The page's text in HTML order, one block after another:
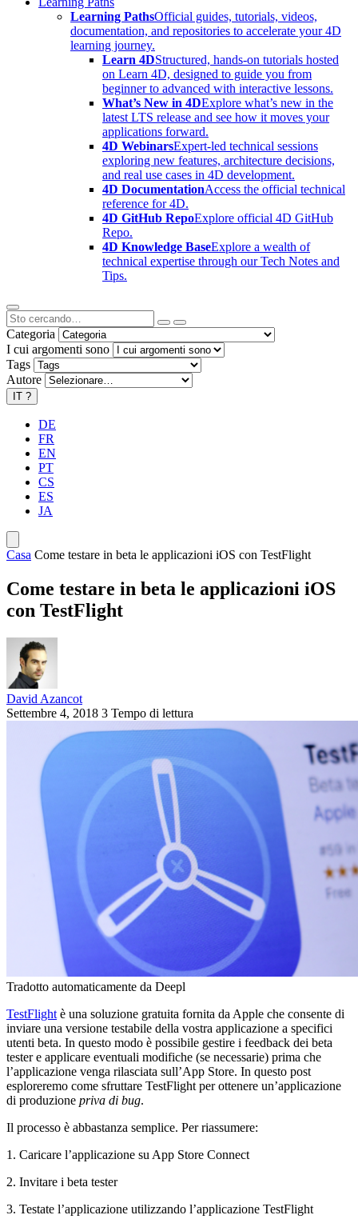
Learning PathsOfficial guides, tutorials, videos,
documentation, and repositories to accelerate your 4D
learning journey.
Learn 4DStructured, hands-on tutorials hosted
on Learn 4D, designed to guide you from
beginner to advanced with interactive lessons.
What’s New in 4DExplore what’s new in the
latest LTS release and see how it moves your
applications forward.
4D WebinarsExpert-led technical sessions
exploring new features, architecture decisions,
and real use cases in 4D development.
4D DocumentationAccess the official technical
reference for 4D.
4D GitHub RepoExplore official 4D GitHub
Repo.
4D Knowledge BaseExplore a wealth of
technical expertise through our Tech Notes and
Tips.
Categoria
I cui argomenti sono
Tags
Autore
IT ?
DE
FR
EN
PT
CS
ES
JA
Casa Come testare in beta le applicazioni iOS con TestFlight
Come testare in beta le applicazioni iOS
con TestFlight
David Azancot
Settembre 4, 2018 3 Tempo di lettura
Tradotto automaticamente da Deepl
TestFlight è una soluzione gratuita fornita da Apple che consente di
inviare una versione testabile della vostra applicazione a specifici
utenti beta. In questo modo è possibile gestire i feedback dei beta
tester e applicare eventuali modifiche (se necessarie) prima che
l’applicazione venga rilasciata sull’App Store. In questo post
esploreremo come sfruttare TestFlight per ottenere un’applicazione
di produzione priva di bug.
Il processo è abbastanza semplice. Per riassumere:
1. Caricare l’applicazione su App Store Connect
2. Invitare i beta tester
3. Testate l’applicazione utilizzando l’applicazione TestFlight